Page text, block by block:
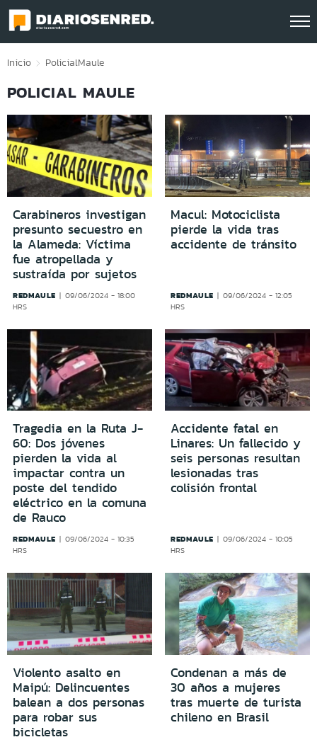
Click acá para ir directamente al contenido
Inicio PolicialMaule
POLICIAL MAULE
Carabineros investigan
presunto secuestro en
la Alameda: Víctima
fue atropellada y
sustraída por sujetos
REDMAULE
09/06/2024 - 18:00
HRS
Macul: Motociclista
pierde la vida tras
accidente de tránsito
REDMAULE
09/06/2024 - 12:05
HRS
Tragedia en la Ruta J-
60: Dos jóvenes
pierden la vida al
impactar contra un
poste del tendido
eléctrico en la comuna
de Rauco
REDMAULE
09/06/2024 - 10:35
HRS
Accidente fatal en
Linares: Un fallecido y
seis personas resultan
lesionadas tras
colisión frontal
REDMAULE
09/06/2024 - 10:05
HRS
Violento asalto en
Maipú: Delincuentes
balean a dos personas
para robar sus
bicicletas
Condenan a más de
30 años a mujeres
tras muerte de turista
chileno en Brasil